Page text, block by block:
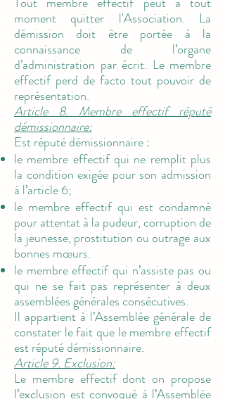
moment quitter l'Association. La
démission doit être portée à la
connaissance de l’organe
d’administration par écrit. Le membre
effectif perd de facto tout pouvoir de
représentation.
Article 8. Membre effectif réputé
démissionnaire:
Est réputé démissionnaire :
le membre effectif qui ne remplit plus
la condition exigée pour son admission
à l’article 6;
le membre effectif qui est condamné
pour attentat à la pudeur, corruption de
la jeunesse, prostitution ou outrage aux
bonnes mœurs.
le membre effectif qui n’assiste pas ou
qui ne se fait pas représenter à deux
assemblées générales consécutives.
Il appartient à l’Assemblée générale de
constater le fait que le membre effectif
est réputé démissionnaire.
Article 9. Exclusion:
Le membre effectif dont on propose
l’exclusion est convoqué à l’Assemblée